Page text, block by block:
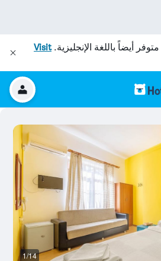
متوفر أيضاً باللغة الإنجليزية.Visit
1/14